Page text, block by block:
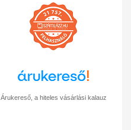
Árukereső, a hiteles vásárlási kalauz